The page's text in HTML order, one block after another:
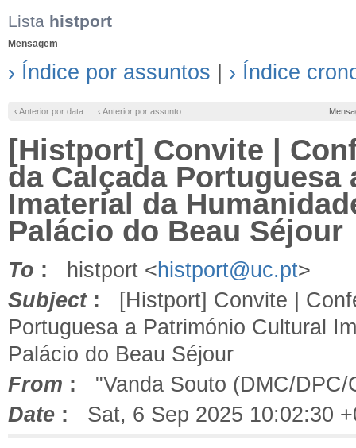
Lista histport
Mensagem
› Índice por assuntos › Índice
‹ Anterior por data ‹ Anterior por assunto
[Histport] Convite |
da Calçada
Imaterial da
Palácio do Beau Séjour
To : histport <histport@uc.pt>
Subject: [Histport] Convite |
Portuguesa a Património Cultural
Palácio do Beau Séjour
From : "Vanda Souto (DMC/DPC/
Date : Sat, 6 Sep 2025 10:02:30